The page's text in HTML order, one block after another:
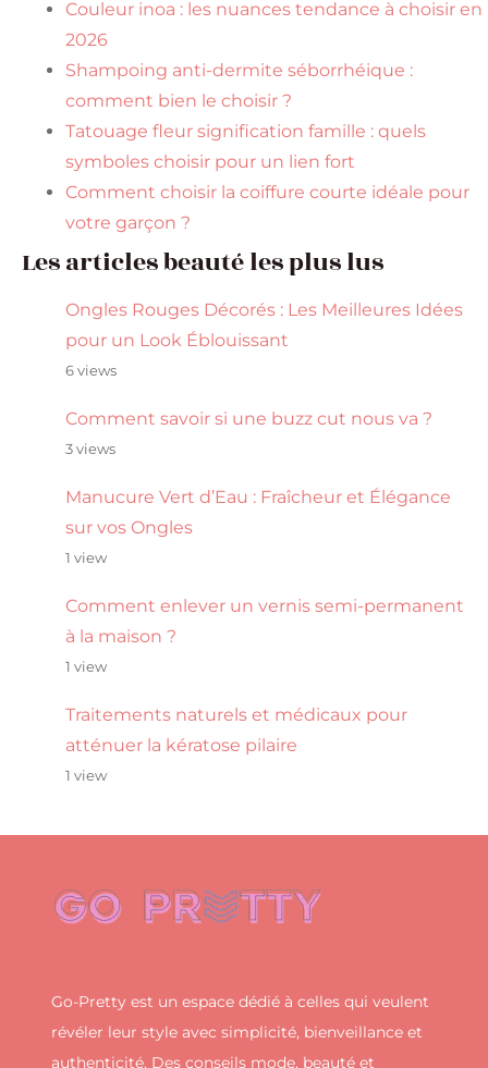
Couleur inoa : les nuances tendance à choisir en
2026
Shampoing anti-dermite séborrhéique :
comment bien le choisir ?
Tatouage fleur signification famille : quels
symboles choisir pour un lien fort
Comment choisir la coiffure courte idéale pour
votre garçon ?
Les articles beauté les plus lus
Ongles Rouges Décorés : Les Meilleures Idées
pour un Look Éblouissant
6 views
Comment savoir si une buzz cut nous va ?
3 views
Manucure Vert d’Eau : Fraîcheur et Élégance
sur vos Ongles
1 view
Comment enlever un vernis semi-permanent
à la maison ?
1 view
Traitements naturels et médicaux pour
atténuer la kératose pilaire
1 view
Go-Pretty est un espace dédié à celles qui veulent
révéler leur style avec simplicité, bienveillance et
authenticité. Des conseils mode, beauté et